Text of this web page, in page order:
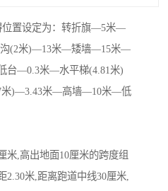
位置设定为：转折旗—5米—
(2米)—13米—矮墙—15米—
—0.3米—水平梯(4.81米)
)—3.43米—高墙—10米—低
米,高出地面10厘米的跨度组
2.30米,距离跑道中线30厘米,